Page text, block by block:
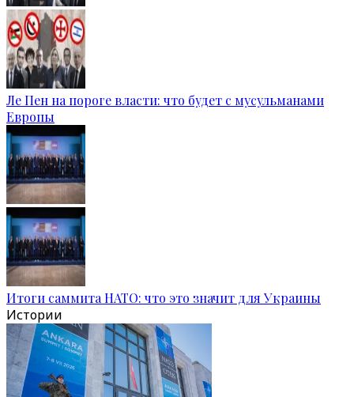
Ле Пен на пороге власти: что будет с мусульманами
Европы
Итоги саммита НАТО: что это значит для Украины
Истории